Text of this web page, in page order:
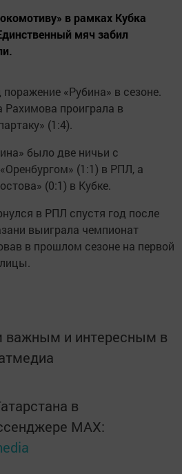
в рамках Кубка
мяч забил
«Рубина» в сезоне.
проиграла в
(1:4).
было две ничьи с
(1:1) в РПЛ, а
(0:1) в Кубке.
в РПЛ спустя год после
выиграла чемпионат
в прошлом сезоне на первой
важным и интересным в
в
MАХ: